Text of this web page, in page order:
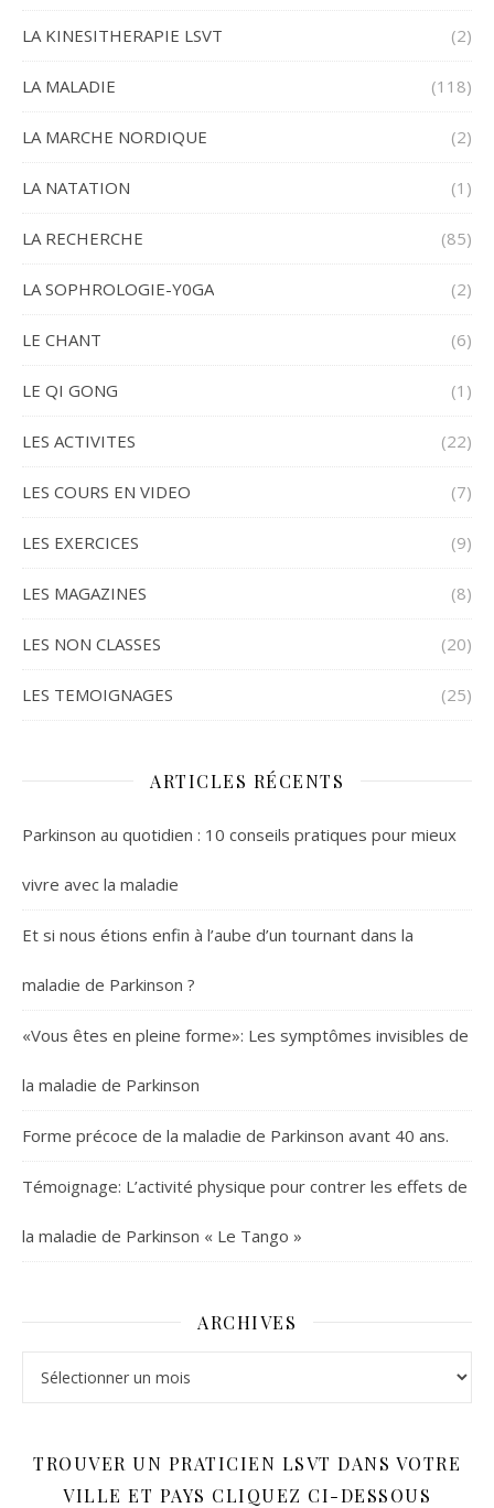
LA KINESITHERAPIE LSVT (2)
LA MALADIE (118)
LA MARCHE NORDIQUE (2)
LA NATATION (1)
LA RECHERCHE (85)
LA SOPHROLOGIE-Y0GA (2)
LE CHANT (6)
LE QI GONG (1)
LES ACTIVITES (22)
LES COURS EN VIDEO (7)
LES EXERCICES (9)
LES MAGAZINES (8)
LES NON CLASSES (20)
LES TEMOIGNAGES (25)
ARTICLES RÉCENTS
Parkinson au quotidien : 10 conseils pratiques pour mieux
vivre avec la maladie
Et si nous étions enfin à l’aube d’un tournant dans la
maladie de Parkinson ?
«Vous êtes en pleine forme»: Les symptômes invisibles de
la maladie de Parkinson
Forme précoce de la maladie de Parkinson avant 40 ans.
Témoignage: L’activité physique pour contrer les effets de
la maladie de Parkinson « Le Tango »
ARCHIVES
TROUVER UN PRATICIEN LSVT DANS VOTRE
VILLE ET PAYS CLIQUEZ CI-DESSOUS